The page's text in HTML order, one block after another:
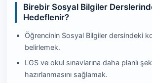
Birebir Sosyal Bilgiler
Hedeflenir?
Öğrencinin Sosyal Bilgiler dersindeki
belirlemek.
LGS ve okul sınavlarına daha planlı
hazırlanmasını sağlamak.